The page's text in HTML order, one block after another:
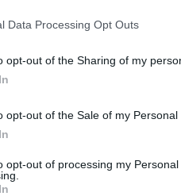
Data Processing Opt Outs
opt-out of the Sharing of my
opt-out of the Sale of my Personal
opt-out of processing my
γνωστός
στην Αργεντινή. Ο
ήθελε έναν σκύλο
και
συντροφιά μέχρι
το 1928, από τον
φάσμα από άλλες